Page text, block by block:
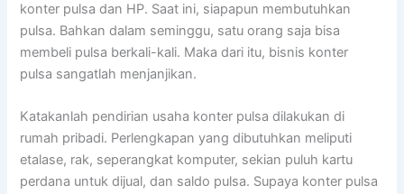
konter pulsa dan HP. Saat ini, siapapun membutuhkan
pulsa. Bahkan dalam seminggu, satu orang saja bisa
membeli pulsa berkali-kali. Maka dari itu, bisnis konter
pulsa sangatlah menjanjikan.
Katakanlah pendirian usaha konter pulsa dilakukan di
rumah pribadi. Perlengkapan yang dibutuhkan meliputi
etalase, rak, seperangkat komputer, sekian puluh kartu
perdana untuk dijual, dan saldo pulsa. Supaya konter pulsa